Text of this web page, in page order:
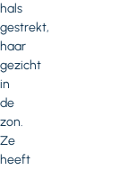
hals
gestrekt,
haar
gezicht
in
de
zon.
Ze
heeft